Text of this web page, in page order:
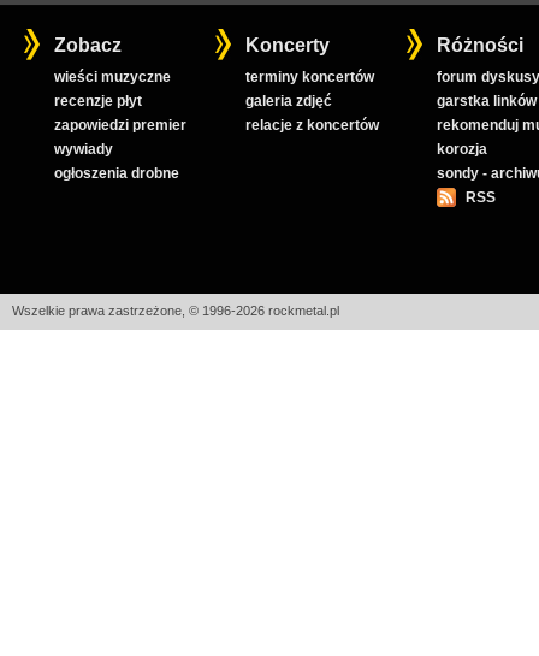
Zobacz
wieści muzyczne
recenzje płyt
zapowiedzi premier
wywiady
ogłoszenia drobne
Koncerty
terminy koncertów
galeria zdjęć
relacje z koncertów
Różności
forum
garstka linków
rekomenduj
korozja
sondy -
RSS
Wszelkie prawa zastrzeżone, © 1996-2026 rockmetal.pl